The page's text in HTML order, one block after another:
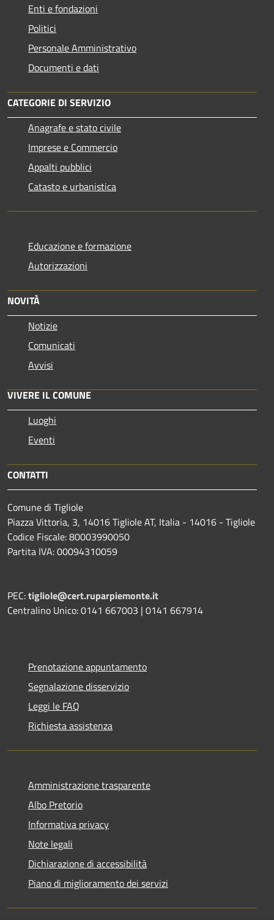
Enti e fondazioni
Politici
Personale Amministrativo
Documenti e dati
CATEGORIE DI SERVIZIO
Anagrafe e stato civile
Imprese e Commercio
Appalti pubblici
Catasto e urbanistica
Educazione e formazione
Autorizzazioni
NOVITÀ
Notizie
Comunicati
Avvisi
VIVERE IL COMUNE
Luoghi
Eventi
CONTATTI
Comune di Tigliole
Piazza Vittoria, 3, 14016 Tigliole AT, Italia - 14016 - Tigliole
Codice Fiscale: 80003990050
Partita IVA: 00094310059
PEC:tigliole@cert.ruparpiemonte.it
Centralino Unico: 0141 667003 | 0141 667914
Prenotazione appuntamento
Segnalazione disservizio
Leggi le FAQ
Richiesta assistenza
Amministrazione trasparente
Albo Pretorio
Informativa privacy
Note legali
Dichiarazione di accessibilità
Piano di miglioramento dei servizi